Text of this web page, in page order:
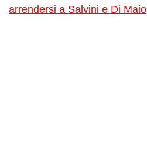
arrendersi a Salvini e Di Maio